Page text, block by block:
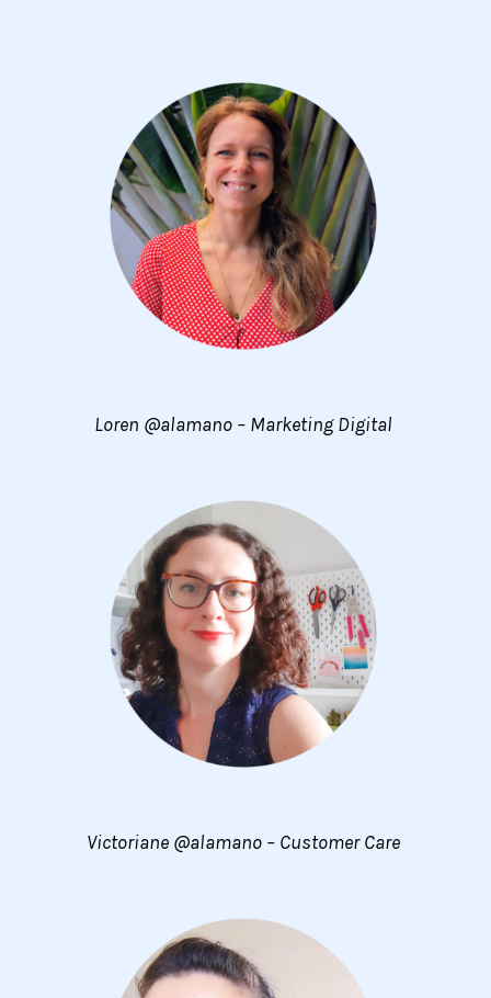
Loren @alamano – Marketing Digital
Victoriane @alamano – Customer Care